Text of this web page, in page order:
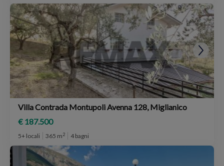
Villa Contrada Montupoli Avenna 128, Miglianico
€ 187.500
5+ locali 365 m2 4 bagni